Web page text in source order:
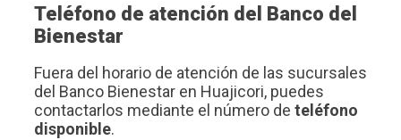
Teléfono de atención del Banco del
Bienestar
Fuera del horario de atención de las sucursales
del Banco Bienestar en Huajicori, puedes
contactarlos mediante el número de teléfono
disponible.